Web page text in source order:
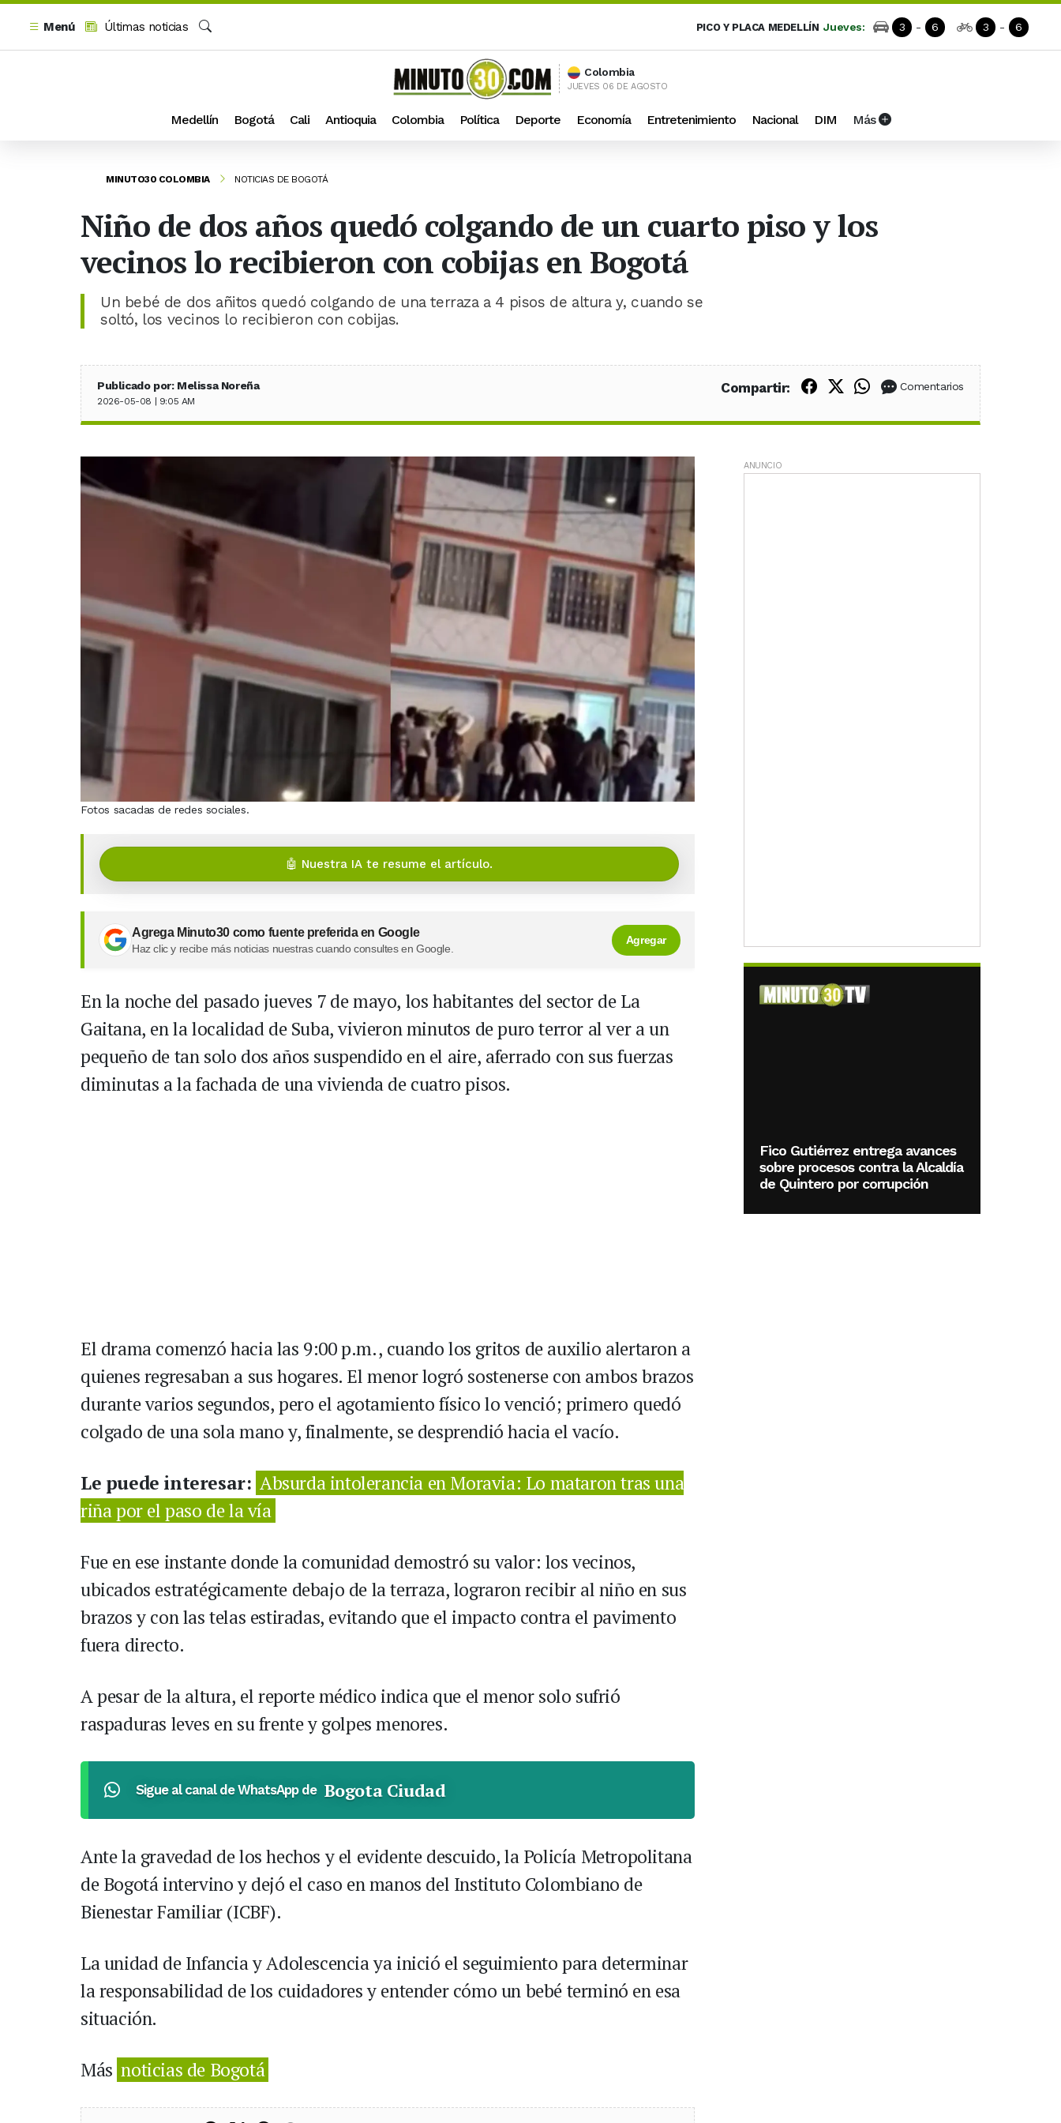
Menú
Últimas noticias
PICO Y PLACA MEDELLÍN Jueves: 3 - 6 3 - 6
Colombia
JUEVES 06 DE AGOSTO
Medellín Bogotá Cali Antioquia Colombia Política Deporte Economía Entretenimiento Nacional DIM Más
MINUTO30 COLOMBIA NOTICIAS DE BOGOTÁ
Niño de dos años quedó colgando de un cuarto piso y los
vecinos lo recibieron con cobijas en Bogotá
Un bebé de dos añitos quedó colgando de una terraza a 4 pisos de altura y, cuando se
soltó, los vecinos lo recibieron con cobijas.
Publicado por: Melissa Noreña
2026-05-08 | 9:05 AM
Compartir: Compartir en Facebook
Compartir en X (Twitter)
Compartir en WhatsApp
Comentarios
Fotos sacadas de redes sociales.
🤖 Nuestra IA te resume el artículo.
Agrega Minuto30 como fuente preferida en Google
Haz clic y recibe más noticias nuestras cuando consultes en Google.
Agregar
En la noche del pasado jueves 7 de mayo, los habitantes del sector de La
Gaitana, en la localidad de Suba, vivieron minutos de puro terror al ver a un
pequeño de tan solo dos años suspendido en el aire, aferrado con sus fuerzas
diminutas a la fachada de una vivienda de cuatro pisos.
El drama comenzó hacia las 9:00 p.m., cuando los gritos de auxilio alertaron a
quienes regresaban a sus hogares. El menor logró sostenerse con ambos brazos
durante varios segundos, pero el agotamiento físico lo venció; primero quedó
colgado de una sola mano y, finalmente, se desprendió hacia el vacío.
Le puede interesar: Absurda intolerancia en Moravia: Lo mataron tras una
riña por el paso de la vía
Fue en ese instante donde la comunidad demostró su valor: los vecinos,
ubicados estratégicamente debajo de la terraza, lograron recibir al niño en sus
brazos y con las telas estiradas, evitando que el impacto contra el pavimento
fuera directo.
A pesar de la altura, el reporte médico indica que el menor solo sufrió
raspaduras leves en su frente y golpes menores.
Sigue al canal de WhatsApp de Bogota Ciudad
Ante la gravedad de los hechos y el evidente descuido, la Policía Metropolitana
de Bogotá intervino y dejó el caso en manos del Instituto Colombiano de
Bienestar Familiar (ICBF).
La unidad de Infancia y Adolescencia ya inició el seguimiento para determinar
la responsabilidad de los cuidadores y entender cómo un bebé terminó en esa
situación.
Más noticias de Bogotá
ANUNCIO
Fico Gutiérrez entrega avances
sobre procesos contra la Alcaldía
de Quintero por corrupción